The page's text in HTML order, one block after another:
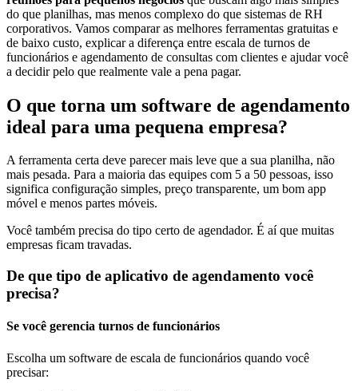
do que planilhas, mas menos complexo do que sistemas de RH
corporativos. Vamos comparar as melhores ferramentas gratuitas e
de baixo custo, explicar a diferença entre escala de turnos de
funcionários e agendamento de consultas com clientes e ajudar você
a decidir pelo que realmente vale a pena pagar.
O que torna um software de agendamento
ideal para uma pequena empresa?
A ferramenta certa deve parecer mais leve que a sua planilha, não
mais pesada. Para a maioria das equipes com 5 a 50 pessoas, isso
significa configuração simples, preço transparente, um bom app
móvel e menos partes móveis.
Você também precisa do tipo certo de agendador. É aí que muitas
empresas ficam travadas.
De que tipo de aplicativo de agendamento você
precisa?
Se você gerencia turnos de funcionários
Escolha um software de escala de funcionários quando você
precisar: